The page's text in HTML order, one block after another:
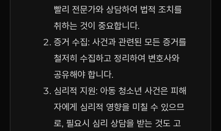
빨리 전문가와 상담하여 법적 조치를
취하는 것이 중요합니다.
증거 수집: 사건과 관련된 모든 증거를
철저히 수집하고 정리하여 변호사와
공유해야 합니다.
심리적 지원: 아동 청소년 사건은 피해
자에게 심리적 영향을 미칠 수 있으므
로, 필요시 심리 상담을 받는 것도 고